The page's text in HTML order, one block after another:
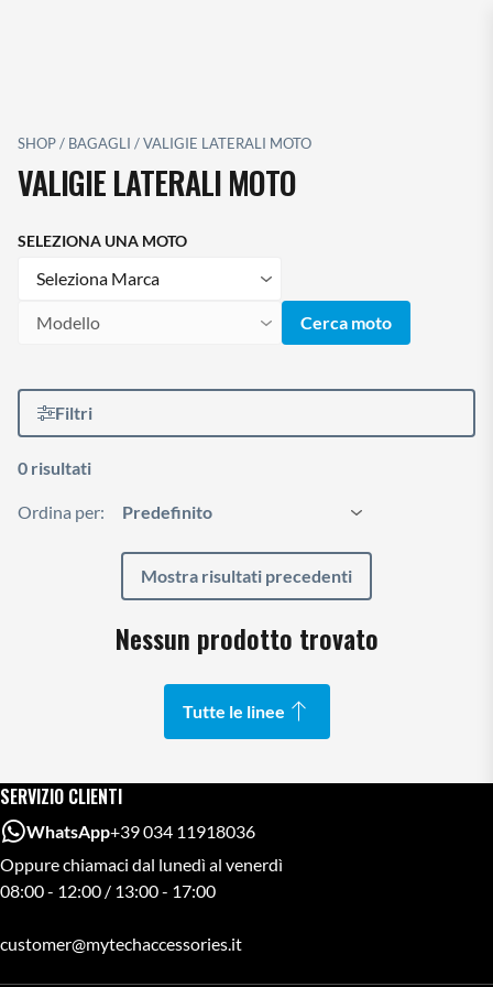
n
e
T
g
SHOP/ BAGAGLI /VALIGIE LATERALI MOTO
VALIGIE LATERALI MOTO
SELEZIONA UNA MOTO
Marca
Modello Cerca moto
Filtri
0 risultati
Ordina per:
Mostra risultati precedenti
Nessun prodotto trovato
Tutte le linee
SERVIZIO CLIENTI
WhatsApp+39 034 11918036
Oppure chiamaci dal lunedì al venerdì
08:00 - 12:00 / 13:00 - 17:00
customer@mytechaccessories.it